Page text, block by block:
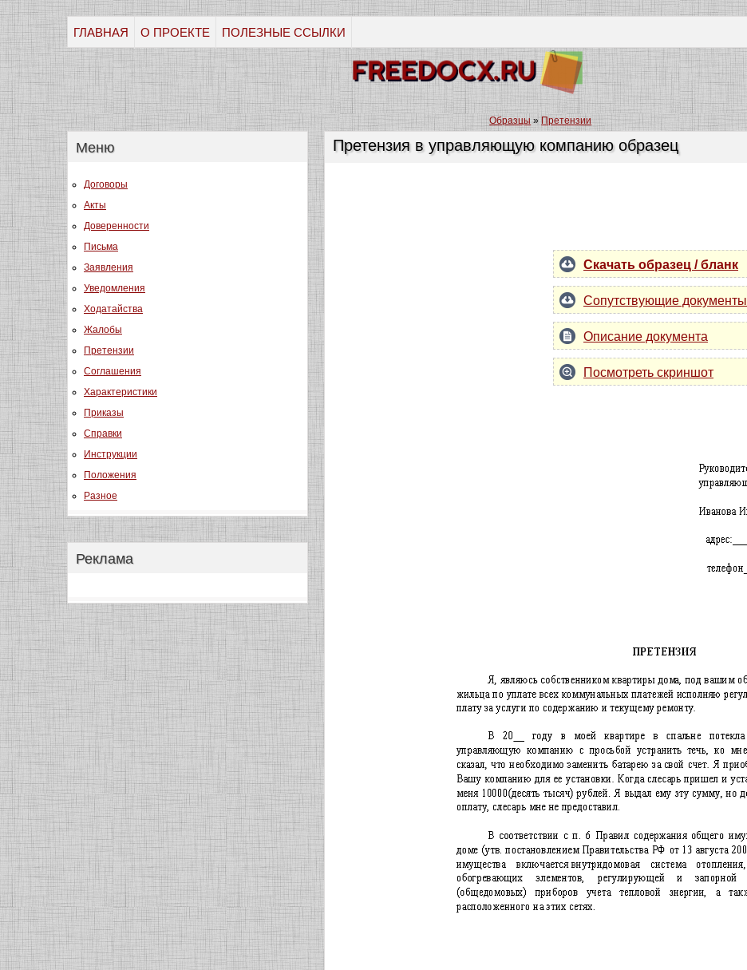
ГЛАВНАЯ О ПРОЕКТЕ ПОЛЕЗНЫЕ ССЫЛКИ
Образцы » Претензии
Претензия в управляющую компанию образец
Скачать образец / бланк
Сопутствующие документы
Описание документа
Посмотреть скриншот
Меню
Договоры
Акты
Доверенности
Письма
Заявления
Уведомления
Ходатайства
Жалобы
Претензии
Соглашения
Характеристики
Приказы
Справки
Инструкции
Положения
Разное
Реклама